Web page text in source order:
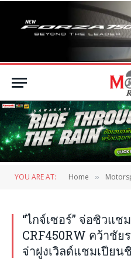
YOU ARE AT: Home »
“ไกจ์เซอร์” จ่อซิวแช
CRF450RW คว้าชัย
จ่าฝูงเวิลด์แชมเปียน